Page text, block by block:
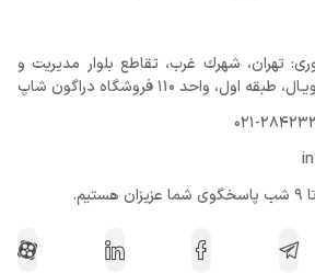
تهران، شهرك غرب، تقاطع بلوار مدیریت و
واحد 110 فروشگاه دراگون شاپ
021-